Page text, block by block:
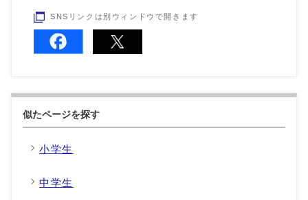
SNSリンクは別ウィンドウで開きます
似たページを探す
小学生
中学生